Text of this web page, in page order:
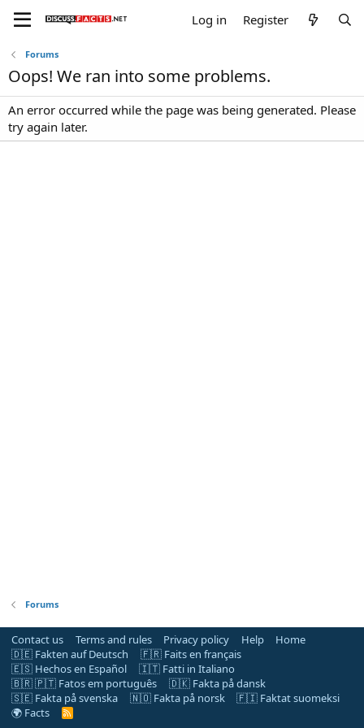
Log in Register
Forums
Oops! We ran into some problems.
An error occurred while the page was being generated. Please
try again later.
Forums
Contact us Terms and rules Privacy policy Help
Home
🇩🇪 Fakten auf Deutsch
🇫🇷 Faits en français
🇪🇸 Hechos en Español
🇮🇹 Fatti in Italiano
🇧🇷 🇵🇹 Fatos em português
🇩🇰 Fakta på dansk
🇸🇪 Fakta på svenska
🇳🇴 Fakta på norsk
🇫🇮 Faktat suomeksi
🌍 Facts
R